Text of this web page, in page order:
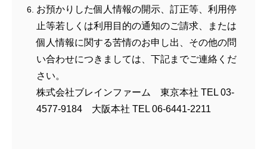
お預かりした個人情報の開示、訂正等、利用停
止等若しくは利用目的の通知のご請求、または
個人情報に関する苦情のお申し出、その他の問
い合わせにつきましては、下記までご連絡くだ
さい。
株式会社ブレインファーム 東京本社 TEL 03-
4577-9184 大阪本社 TEL 06-6441-2211